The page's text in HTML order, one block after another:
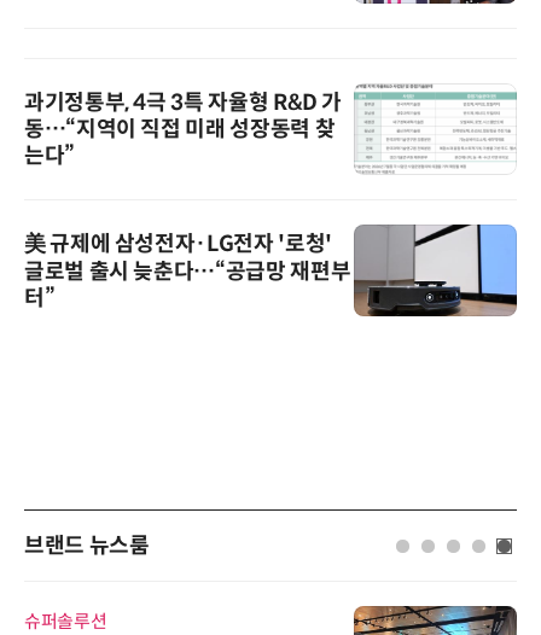
과기정통부, 4극 3특 자율형 R&D 가
동…“지역이 직접 미래 성장동력 찾
는다”
美 규제에 삼성전자·LG전자 '로청'
글로벌 출시 늦춘다…“공급망 재편부
터”
브랜드 뉴스룸
슈퍼솔루션